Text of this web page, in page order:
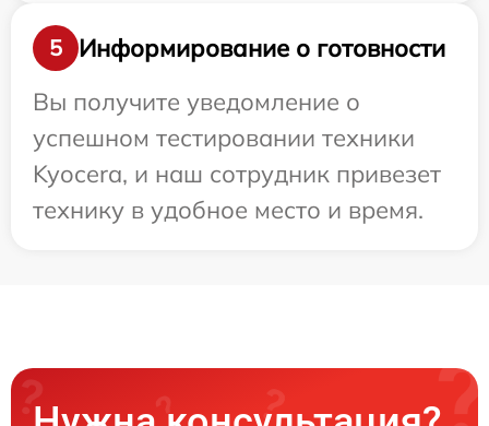
5
Информирование о готовности
Вы получите уведомление о
успешном тестировании техники
Kyocera, и наш сотрудник привезет
технику в удобное место и время.